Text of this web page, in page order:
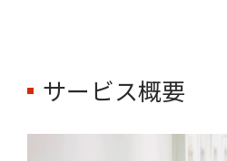
サービス概要